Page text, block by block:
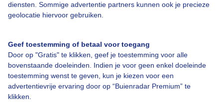
diensten. Sommige advertentie partners kunnen ook je precieze
geolocatie hiervoor gebruiken.
Geef toestemming of betaal voor toegang
Door op "Gratis" te klikken, geef je toestemming voor alle
bovenstaande doeleinden. Indien je voor geen enkel doeleinde
toestemming wenst te geven, kun je kiezen voor een
advertentievrije ervaring door op “Buienradar Premium” te
klikken.
Bedrijfsgegevens
Contact
Gebruikersvoorwaarden